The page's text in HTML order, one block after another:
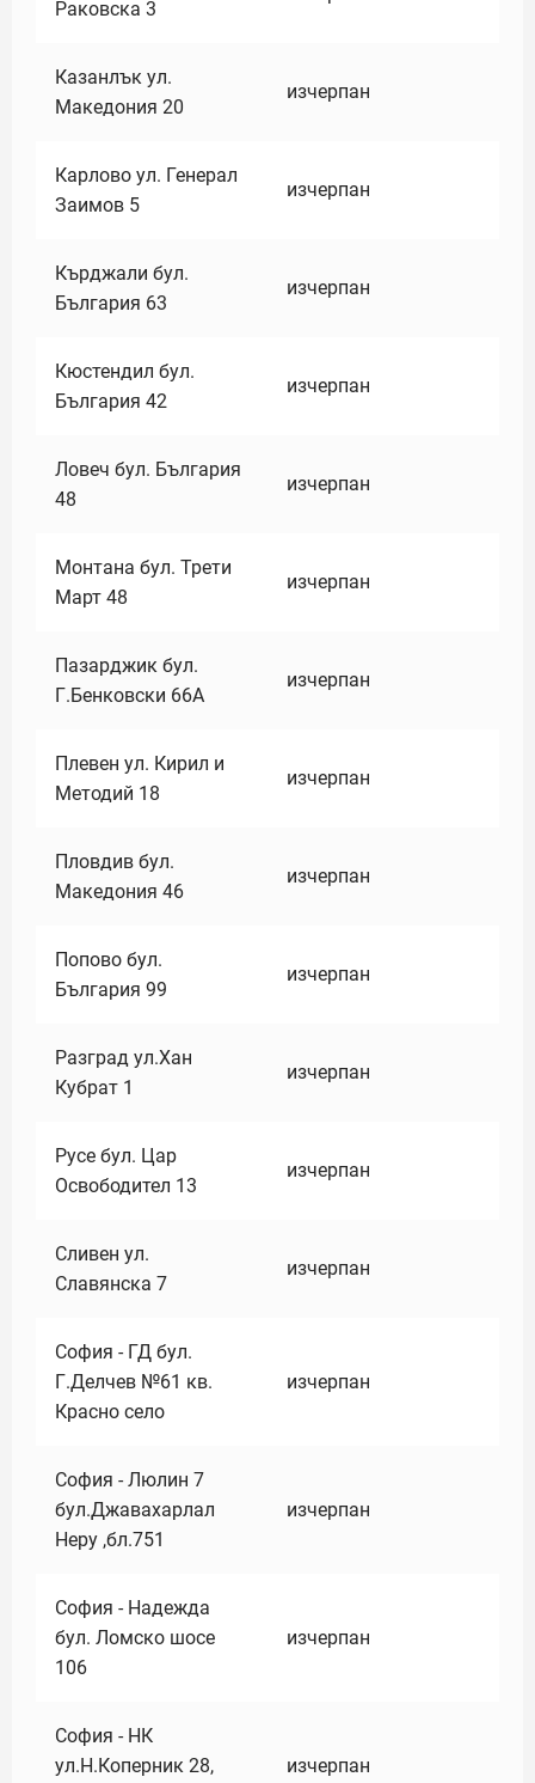
Раковска 3
Казанлък ул.
Македония 20
изчерпан
Карлово ул. Генерал
Заимов 5
изчерпан
Кърджали бул.
България 63
изчерпан
Кюстендил бул.
България 42
изчерпан
Ловеч бул. България
48
изчерпан
Монтана бул. Трети
Март 48
изчерпан
Пазарджик бул.
Г.Бенковски 66А
изчерпан
Плевен ул. Кирил и
Методий 18
изчерпан
Пловдив бул.
Македония 46
изчерпан
Попово бул.
България 99
изчерпан
Разград ул.Хан
Кубрат 1
изчерпан
Русе бул. Цар
Освободител 13
изчерпан
Сливен ул.
Славянска 7
изчерпан
София - ГД бул.
Г.Делчев №61 кв.
Красно село
изчерпан
София - Люлин 7
бул.Джавахарлал
Неру ,бл.751
изчерпан
София - Надежда
бул. Ломско шосе
106
изчерпан
София - НК
ул.Н.Коперник 28,
изчерпан